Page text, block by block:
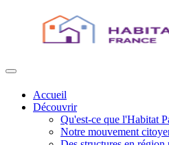
Accueil
Découvrir
Qu'est-ce que l'Habitat
Notre mouvement